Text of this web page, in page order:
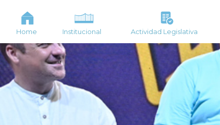
Home Institucional Actividad Legislativa